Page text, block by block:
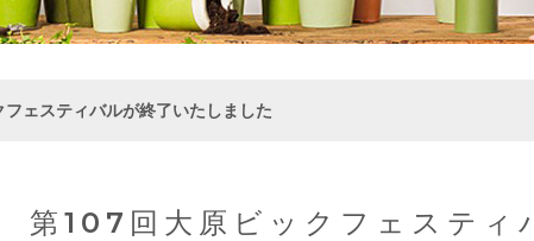
ェスティバルが終了いたしました
第107回大原ビックフェスティ